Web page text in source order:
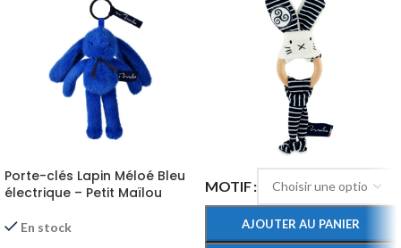
Porte-clés Lapin Méloé Bleu
électrique – Petit Maïlou
En stock
MOTIF
AJOUTER AU PANIER